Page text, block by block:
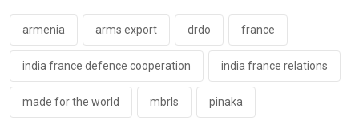
armenia arms export drdo france
india france defence cooperation india france relations
made for the world mbrls pinaka